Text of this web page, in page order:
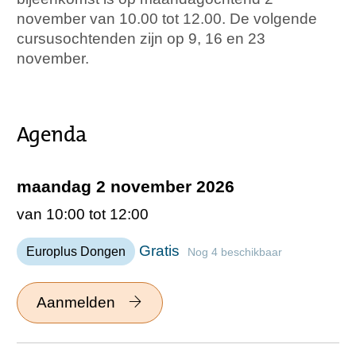
november van 10.00 tot 12.00. De volgende
cursusochtenden zijn op 9, 16 en 23
november.
Agenda
maandag 2 november 2026
van 10:00 tot 12:00
Europlus Dongen Gratis Nog 4 beschikbaar
Aanmelden